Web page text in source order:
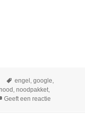
Tags
engel ,google,
,noodpakket,
Geeft een reactie